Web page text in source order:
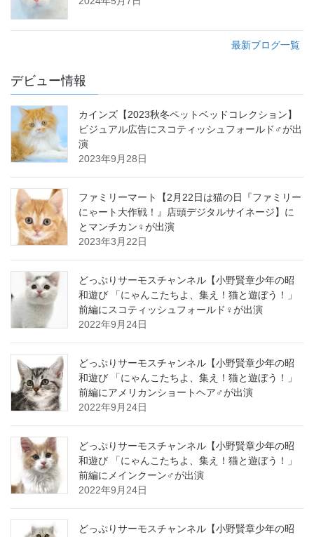
最新ブログ一覧
デビュー情報
カインズ【2023秋冬ペットベッドコレクション】
ビジュアル広告にスコティッシュフォールド♂が出
演
2023年9月28日
ファミリーマート【2月22日は猫の日『ファミリー
にゃート大作戦！』店頭デジタルサイネージ】に
とマンチカン♀が出演
2023年3月22日
どっぷりサーモスチャンネル【小野賢章少年の昭
和遊び 「にゃんこたちよ、集え！猫と遊ぼう！」
前編にスコティッシュフォールド♀が出演
2022年9月24日
どっぷりサーモスチャンネル【小野賢章少年の昭
和遊び 「にゃんこたちよ、集え！猫と遊ぼう！」
前編にアメリカンショートヘア♂が出演
2022年9月24日
どっぷりサーモスチャンネル【小野賢章少年の昭
和遊び 「にゃんこたちよ、集え！猫と遊ぼう！」
前編にメインクーン♂が出演
2022年9月24日
どっぷりサーモスチャンネル【小野賢章少年の昭